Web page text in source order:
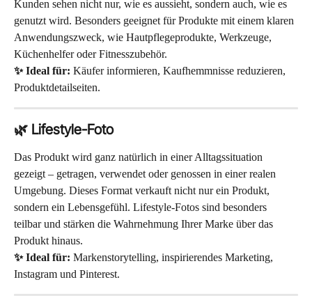
Kunden sehen nicht nur, wie es aussieht, sondern auch, wie es
genutzt wird. Besonders geeignet für Produkte mit einem klaren
Anwendungszweck, wie Hautpflegeprodukte, Werkzeuge,
Küchenhelfer oder Fitnesszubehör.
✨ Ideal für: Käufer informieren, Kaufhemmnisse reduzieren,
Produktdetailseiten.
🌿 Lifestyle-Foto
Das Produkt wird ganz natürlich in einer Alltagssituation
gezeigt – getragen, verwendet oder genossen in einer realen
Umgebung. Dieses Format verkauft nicht nur ein Produkt,
sondern ein Lebensgefühl. Lifestyle-Fotos sind besonders
teilbar und stärken die Wahrnehmung Ihrer Marke über das
Produkt hinaus.
✨ Ideal für: Markenstorytelling, inspirierendes Marketing,
Instagram und Pinterest.